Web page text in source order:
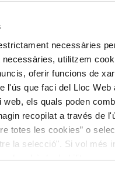
necessàries
utilitzem
oferir funcions de
l'ús que faci del Lloc Web
els quals poden
recopilat a través de
totes les cookies” o
la selecció". Si vol més
d’alt